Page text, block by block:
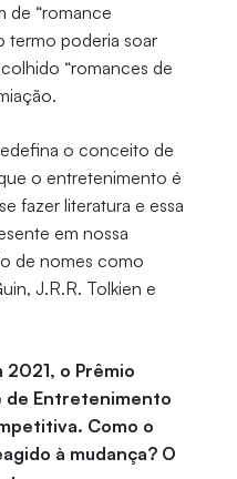
de “romance
termo poderia soar
“romances de
o conceito de
o entretenimento é
fazer literatura e essa
em nossa
de nomes como
J.R.R. Tolkien e
o Prêmio
de Entretenimento
Como o
à mudança? O